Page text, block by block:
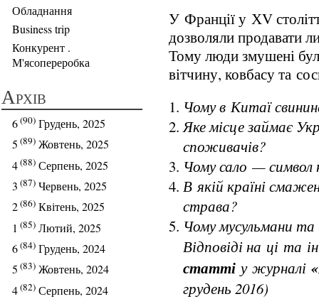
Обладнання
Business trip
Конкурент .
М'ясопереробка
Архів
6(90) Грудень, 2025
5 (89) Жовтень, 2025
4(88) Серпень, 2025
3 (87) Червень, 2025
2(86) Квітень, 2025
1 (85) Лютий, 2025
6(84) Грудень, 2024
5 (83) Жовтень, 2024
4(82) Серпень, 2024
У Франції у ХV
дозволяли продавати
Тому люди змушені
вітчину, ковбасу та
Чому в Китаї
Яке місце займає
споживачів?
Чому сало — символ
В якій країні
страва?
Чому мусульмани та
Відповіді на ці та
статті у журналі
грудень 2016)